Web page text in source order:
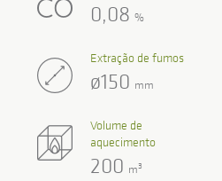
0,08 %
Volume de
aquecimento
200 m3
Extração de fumos
ø150 mm